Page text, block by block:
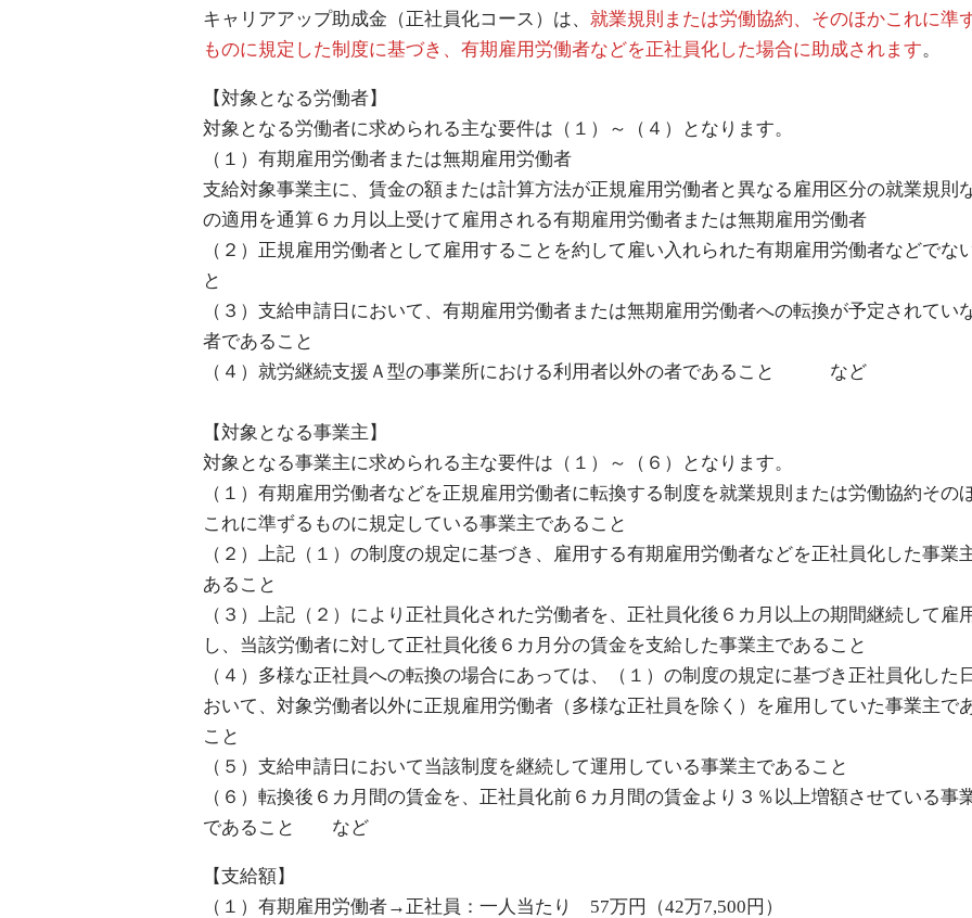
キャリアアップ助成金（正社員化コース）は、 就業規則または労働協約、そのほかこれに準
ものに規定した制度に基づき、有期雇用労働者などを正社員化した場合に助成されます。
【対象となる労働者】
対象となる労働者に求められる主な要件は（１）～（４）となります。
（１）有期雇用労働者または無期雇用労働者
支給対象事業主に、賃金の額または計算方法が正規雇用労働者と異なる雇用区分の就業規則
の適用を通算６カ月以上受けて雇用される有期雇用労働者または無期雇用労働者
（２）正規雇用労働者として雇用することを約して雇い入れられた有期雇用労働者などでな
と
（３）支給申請日において、有期雇用労働者または無期雇用労働者への転換が予定されてい
者であること
（４）就労継続支援Ａ型の事業所における利用者以外の者であること など
【対象となる事業主】
対象となる事業主に求められる主な要件は（１）～（６）となります。
（１）有期雇用労働者などを正規雇用労働者に転換する制度を就業規則または労働協約その
これに準ずるものに規定している事業主であること
（２）上記（１）の制度の規定に基づき、雇用する有期雇用労働者などを正社員化した事業
あること
（３）上記（２）により正社員化された労働者を、正社員化後６カ月以上の期間継続して雇
し、当該労働者に対して正社員化後６カ月分の賃金を支給した事業主であること
（４）多様な正社員への転換の場合にあっては、（１）の制度の規定に基づき正社員化した
おいて、対象労働者以外に正規雇用労働者（多様な正社員を除く）を雇用していた事業主で
こと
（５）支給申請日において当該制度を継続して運用している事業主であること
（６）転換後６カ月間の賃金を、正社員化前６カ月間の賃金より３％以上増額させている事
であること など
【支給額】
（１）有期雇用労働者→正社員：一人当たり 57万円（42万7,500円）